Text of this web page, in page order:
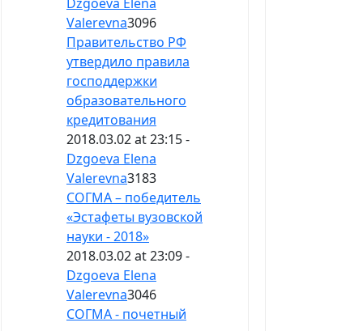
Valerevna3096
Правительство РФ
утвердило правила
господдержки
образовательного
кредитования
2018.03.02 at 23:15 -
Dzgoeva Elena
Valerevna3183
СОГМА – победитель
«Эстафеты вузовской
науки - 2018»
2018.03.02 at 23:09 -
Dzgoeva Elena
Valerevna3046
СОГМА - почетный